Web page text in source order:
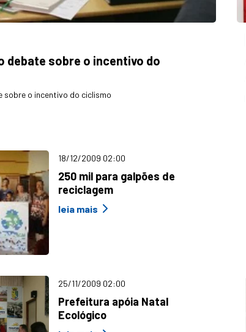
debate sobre o incentivo do
sobre o incentivo do ciclismo
18/12/2009 02:00
250 mil para galpões de
reciclagem
leia mais
25/11/2009 02:00
Prefeitura apóia Natal
Ecológico